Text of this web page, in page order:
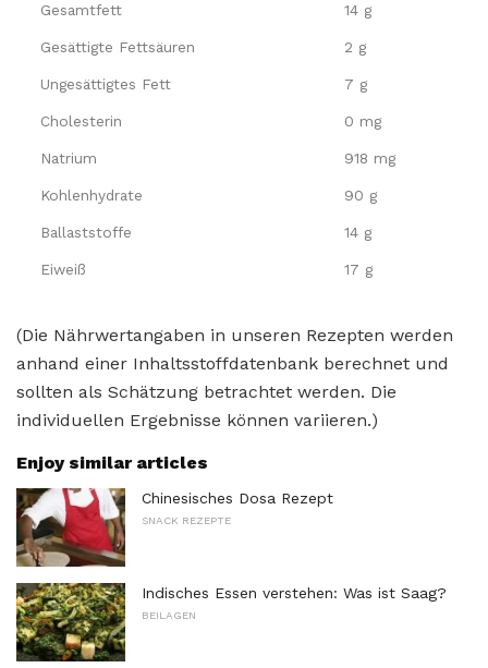
Gesamtfett 14 g
Gesättigte Fettsäuren 2 g
Ungesättigtes Fett 7 g
Cholesterin 0 mg
Natrium 918 mg
Kohlenhydrate 90 g
Ballaststoffe 14 g
Eiweiß 17 g
(Die Nährwertangaben in unseren Rezepten werden
anhand einer Inhaltsstoffdatenbank berechnet und
sollten als Schätzung betrachtet werden. Die
individuellen Ergebnisse können variieren.)
Enjoy similar articles
Chinesisches Dosa Rezept
SNACK REZEPTE
Indisches Essen verstehen: Was ist Saag?
BEILAGEN